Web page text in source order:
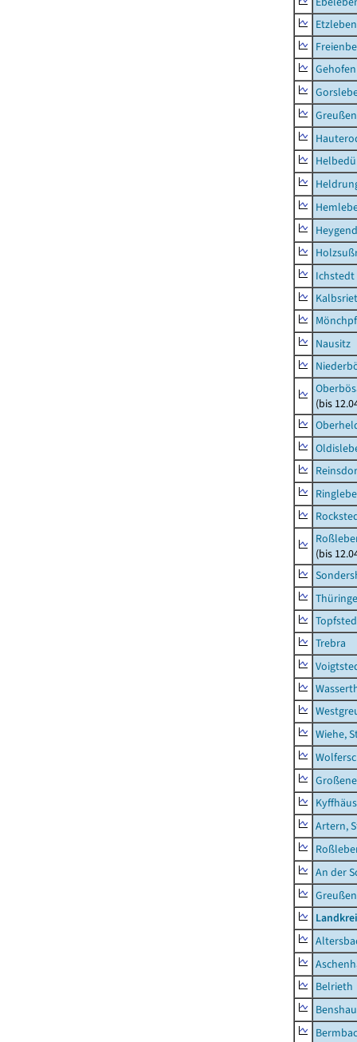
Etzleben
Gehofen
Ichstedt
Nausitz
(bis
(bis
Trebra
Wiehe,
Artern,
An der
Belrieth